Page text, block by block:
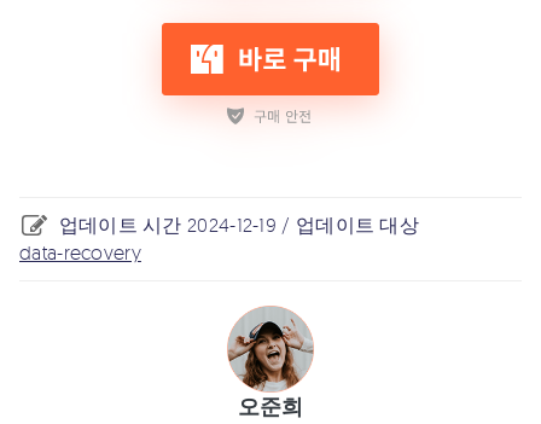
업데이트 시간 2024-12-19 / 업데이트 대상
data-recovery
오준희